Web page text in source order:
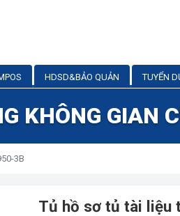
HDSD&BẢO QUẢN TUYỂN
KHÔNG GIAN
3B
Tủ hồ sơ tủ tài liệu